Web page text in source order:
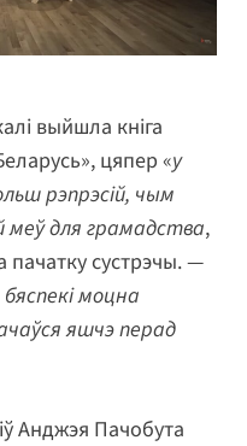
выйшла кніга
цяпер «у
рэпрэсій, чым
меў для грамадства,
сустрэчы. —
моцна
яшчэ перад
Анджэя Пачобута